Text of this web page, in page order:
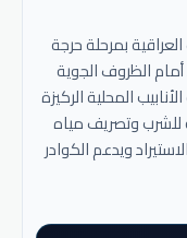
بمرحلة حرجة
الظروف الجوية
المحلية الركيزة
للشرب وتصريف مياه
ويدعم الكوادر